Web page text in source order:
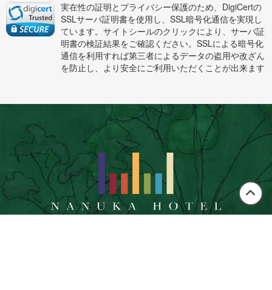
実在性の証明とプライバシー保護のため、DigiCertの
SSLサーバ証明書を使用し、SSL暗号化通信を実現し
ています。サイトシールのクリックにより、サーバ証
明書の検証結果をご確認ください。SSLによる暗号化
通信を利用すれば第三者によるデータの盗用や改ざん
を防止し、より安全にご利用いただくことが出来ます